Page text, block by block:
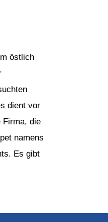
östlich
dient vor
Firma, die
namens
Es gibt